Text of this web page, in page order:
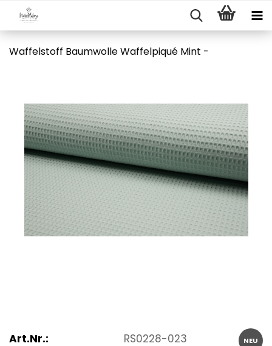
Waffelstoff Baumwolle Waffelpiqué Mint -
NEU
Art.Nr.:
RS0228-023